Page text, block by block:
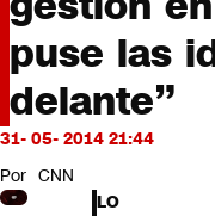
Servicios
Bits
CNN tiempo
Futuro 360
puse las
delante”
31- 05- 2014 21:44
Por CNN
LO